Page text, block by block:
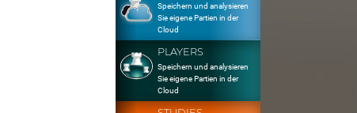
Speichern und analysieren
Sie eigene Partien in der
Cloud
PLAYERS
Speichern und analysieren
Sie eigene Partien in der
Cloud